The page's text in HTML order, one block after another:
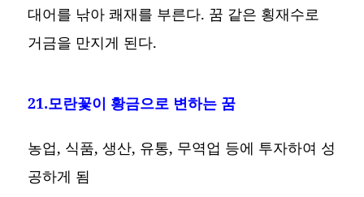
대어를 낚아 쾌재를 부른다. 꿈 같은 횡재수로
거금을 만지게 된다.
21.모란꽃이 황금으로 변하는 꿈
농업, 식품, 생산, 유통, 무역업 등에 투자하여 성
공하게 됨